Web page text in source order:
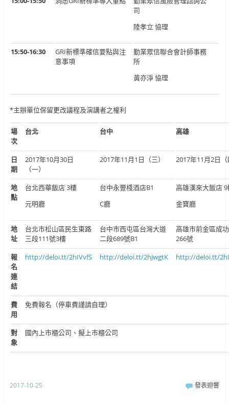
司
陸孝立 協理
15:50-16:30
GRI新標準確信要點與注
意事項
勤業眾信聯合會計師事務
所
黃亦淨 協理
*主辦單位保留更改議程及演講者之權利
場
次
台北 台中 高雄
日
期
2017年10月30日
（一）
2017年11月1日（三） 2017年11月2日
地
點
台北西華飯店 3樓
元明廳
台中永豐棧酒店B1
C廳
高雄漢來大飯店
金寶廳
地
址
台北市松山區民生東路
三段111號3樓
台中市西屯區台灣大道
二段689號B1
高雄市前金區成
266號
報
名
連
結
http://deloi.tt/2hIVvfS http://deloi.tt/2hJwgtK http://deloi.tt/
費
用
免費報名（停車費謹請自理）
對
象
國內上市櫃公司、擬上市櫃公司
2017-10-25 發表迴響